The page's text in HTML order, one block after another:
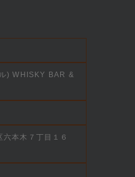
) WHISKY BAR &
本木７丁目１６